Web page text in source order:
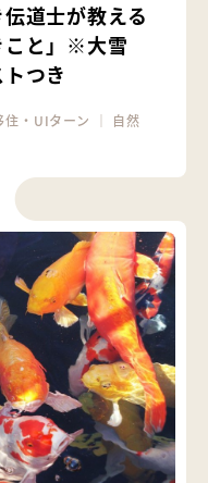
道士が教える
こと」※大雪
つき
住・UIターン ｜ 自然